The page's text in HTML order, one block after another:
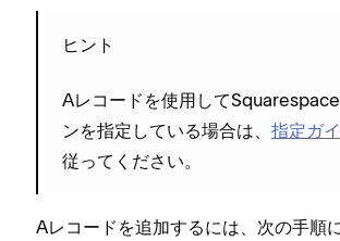
ヒント
Aレコ⁠ードを使用して
ンを指定している場合は⁠、 指定ガ
従⁠ってください⁠。
Aレコ⁠ードを追加するには⁠、次の手順